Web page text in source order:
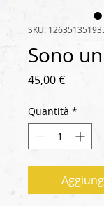
SKU:
Sono
45,00 €Prezzo
Quantità *